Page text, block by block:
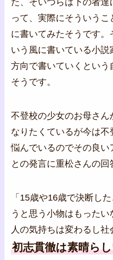
た、そいつらは下の者
って、実際にそういう
に書いてみたそうです。
いう風に書いている小
方向で書いていくとい
そうです。
不登校の少女のお母さ
なりたくているが今は
悩んでいるのでその良い
との発言に重松さんの回
「15歳や16歳で決断し
うと思う小物はもったい
人の気持ちは変わるし社
初志貫徹は素晴ら